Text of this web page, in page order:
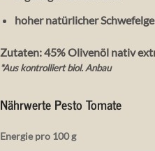
hoher natürlicher
Zutaten: 45% Olivenöl nativ
*Aus kontrolliert biol. Anbau
Nährwerte Pesto Tomate
Energie pro 100 g